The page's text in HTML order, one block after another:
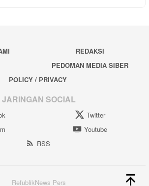
REDAKSI
PEDOMAN MEDIA SIBER
POLICY / PRIVACY
JARINGAN SOCIAL
Twitter
Youtube
RSS
RefublikNews Pers